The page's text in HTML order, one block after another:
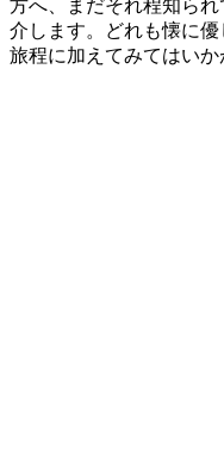
方へ、まだそれ程知ら
介します。どれも懐に優
旅程に加えてみてはいか